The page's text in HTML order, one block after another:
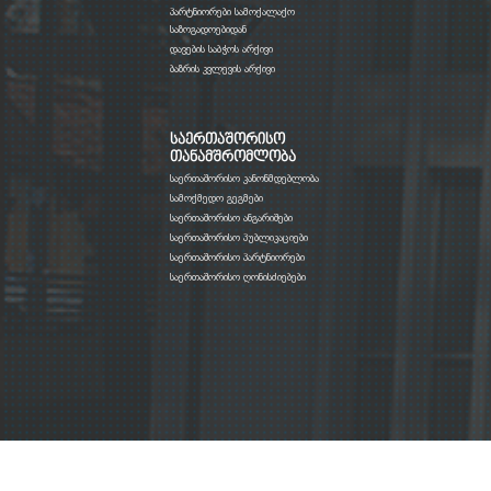
პარტნიორები სამოქალაქო
საზოგადოებიდან
დავების საბჭოს არქივი
ბაზრის კვლევის არქივი
საერთაშორისო
თანამშრომლობა
საერთაშორისო კანონმდებლობა
სამოქმედო გეგმები
საერთაშორისო ანგარიშები
საერთაშორისო პუბლიკაციები
საერთაშორისო პარტნიორები
საერთაშორისო ღონისძიებები